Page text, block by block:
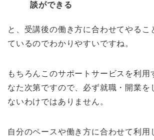
談ができる
と、受講後の働き方に合わせてやるこ
ているのでわかりやすいですね。
もちろんこのサポートサービスを利用
なた次第ですので、必ず就職・開業を
ないわけではありません。
自分のペースや働き方に合わせて利用